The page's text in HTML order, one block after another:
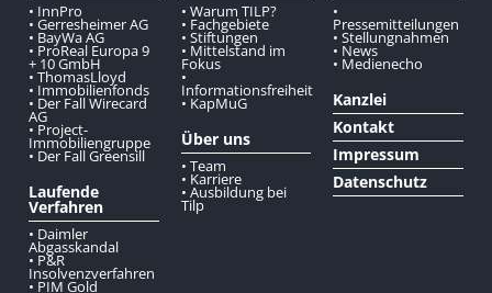
• InnPro
• Gerresheimer AG
• BayWa AG
• ProReal Europa 9
+ 10 GmbH
• ThomasLloyd
• Immobilienfonds
• Der Fall Wirecard
AG
• Project-
Immobiliengruppe
• Der Fall Greensill
Laufende
Verfahren
• Daimler
Abgasskandal
• P&R
Insolvenzverfahren
• PIM Gold
• Warum TILP?
• Fachgebiete
• Stiftungen
• Mittelstand im
Fokus
•
Informationsfreiheit
• KapMuG
Über uns
• Team
• Karriere
• Ausbildung bei
Tilp
•
Pressemitteilungen
• Stellungnahmen
• News
• Medienecho
Kanzlei
Kontakt
Impressum
Datenschutz